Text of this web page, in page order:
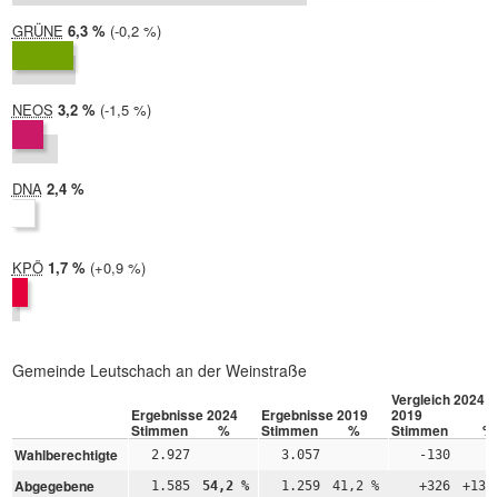
GRÜNE 2024:
6,3 % Differenz:
-0,2 %
NEOS 2024:
3,2 % Differenz:
-1,5 %
DNA 2024:
2,4 %
KPÖ 2024:
1,7 % Differenz:
+0,9 %
Gemeinde Leutschach an der Weinstraße
Ergebnisse 2024 Ergebnisse 2019
Vergleich 2024 –
2019
Stimmen % Stimmen % Stimmen
%
Wahlberechtigte
2.927 3.057 -130
Abgegebene 1.585 54,2 % 1.259 41,2 % +326